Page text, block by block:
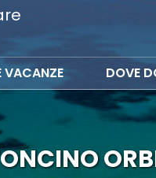
VACANZE DOVE